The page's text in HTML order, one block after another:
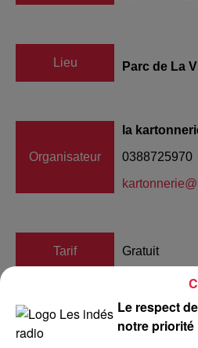
Lieu Parc de La
Organisateur
la
0388725970
Tarif Gratuit
S P E C T A C L E T R O I E
THEATRE DE RUE A PARTIR
Le respect
notre priorité